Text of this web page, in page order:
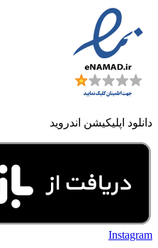
دانلود اپلیکیشن اندروید
Instagram